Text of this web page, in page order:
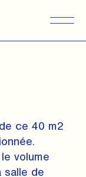
ce 40 m2
volume
salle de